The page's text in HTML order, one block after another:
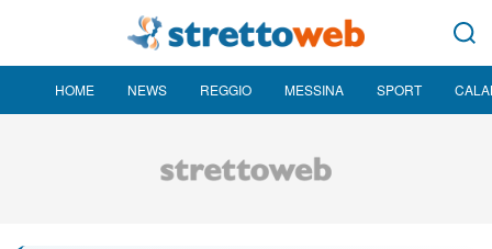
HOME NEWS REGGIO MESSINA SPORT